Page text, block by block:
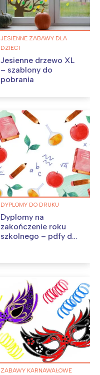
JESIENNE ZABAWY DLA
DZIECI
Jesienne drzewo XL
– szablony do
pobrania
DYPLOMY DO DRUKU
Dyplomy na
zakończenie roku
szkolnego – pdfy do
ZABAWY KARNAWAŁOWE